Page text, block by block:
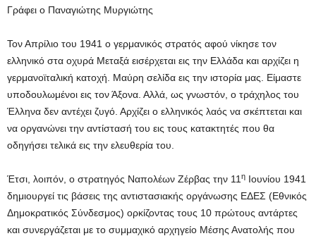
Γράφει ο Παναγιώτης Μυργιώτης
Τον Απρίλιο του 1941 ο γερμανικός στρατός αφού νίκησε τον
ελληνικό στα οχυρά Mεταξά εισέρχεται εις την Ελλάδα και αρχίζει η
γερμανοϊταλική κατοχή. Μαύρη σελίδα εις την ιστορία μας. Είμαστε
υποδουλωμένοι εις τον Άξονα. Αλλά, ως γνωστόν, ο τράχηλος του
Έλληνα δεν αντέχει ζυγό. Αρχίζει ο ελληνικός λαός να σκέπτεται και
να οργανώνει την αντίστασή του εις τους κατακτητές που θα
οδηγήσει τελικά εις την ελευθερία του.
Έτσι, λοιπόν, ο στρατηγός Ναπολέων Ζέρβας την 11 η Ιουνίου 1941
δημιουργεί τις βάσεις της αντιστασιακής οργάνωσης ΕΔΕΣ (Εθνικός
Δημοκρατικός Σύνδεσμος) ορκίζοντας τους 10 πρώτους αντάρτες
και συνεργάζεται με το συμμαχικό αρχηγείο Μέσης Ανατολής που